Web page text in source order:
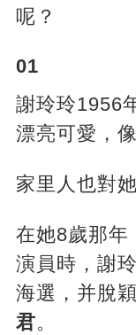
呢？
01
謝玲玲1956
漂亮可愛，
家里人也對
在她8歲那年
演員時，謝
海選，并脫
君。